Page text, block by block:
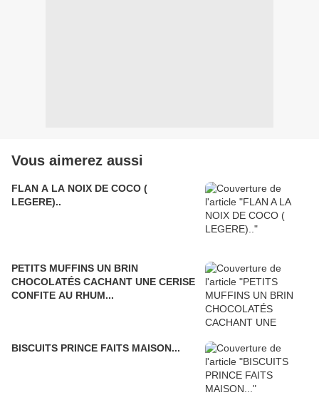
Vous aimerez aussi
FLAN A LA NOIX DE COCO (
LEGERE)..
PETITS MUFFINS UN BRIN
CHOCOLATÉS CACHANT UNE CERISE
CONFITE AU RHUM...
BISCUITS PRINCE FAITS MAISON...